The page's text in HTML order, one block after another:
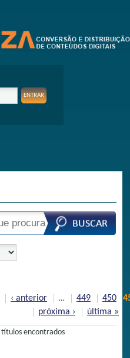
‹ anterior … 449 450
próxima ›
última »
títulos encontrados